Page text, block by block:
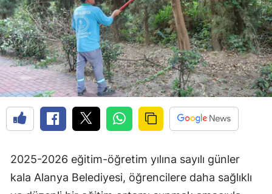
2025-2026 eğitim-öğretim yılına sayılı günler
kala Alanya Belediyesi, öğrencilere daha sağlıklı